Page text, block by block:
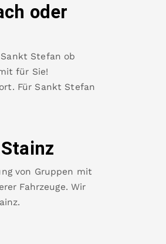
oder
Sankt Stefan ob
für Sie!
Für Sankt Stefan
von Gruppen mit
Fahrzeuge. Wir
.